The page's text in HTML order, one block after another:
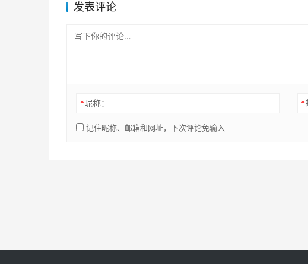
发表评论
*昵称： *
记住昵称、邮箱和网址，下次评论免输入